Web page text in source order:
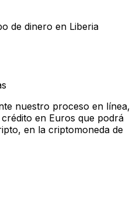
de dinero en Liberia
nuestro proceso en línea,
en Euros que podrá
en la criptomoneda de